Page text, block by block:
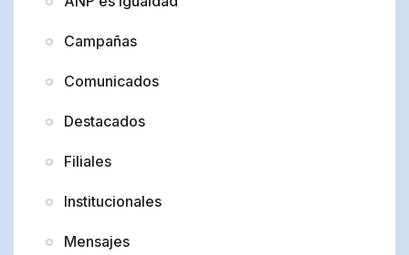
Campañas
Comunicados
Destacados
Filiales
Institucionales
Mensajes